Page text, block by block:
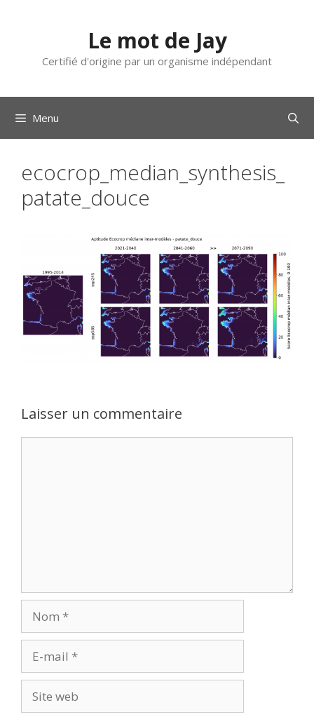
Le mot de Jay
Certifié d'origine par un organisme indépendant
Menu
ecocrop_median_synthesis_
patate_douce
Laisser un commentaire
mail
web